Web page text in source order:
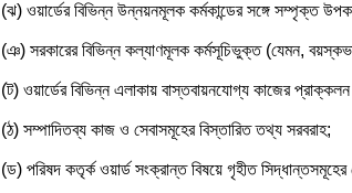
(ঝ) ওয়ার্ডের বিভিন্ন উন্নয়নমূলক কর্মকান্ডের সঙ্গে সম্পৃক্ত
(ঞ) সরকারের বিভিন্ন কল্যাণমূলক কর্মসূচিভুক্ত (যেমন,
(ট) ওয়ার্ডের বিভিন্ন এলাকায় বাস্তবায়নযোগ্য কাজের
(ঠ) সম্পাদিতব্য কাজ ও সেবাসমূহের বিস্তারিত তথ্য সরবরাহ;
(ড) পরিষদ কতৃর্ক ওয়ার্ড সংক্রান্ত বিষয়ে গৃহীত